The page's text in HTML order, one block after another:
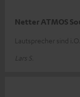
Netter ATMOS
Lautsprecher sind
Lars S.